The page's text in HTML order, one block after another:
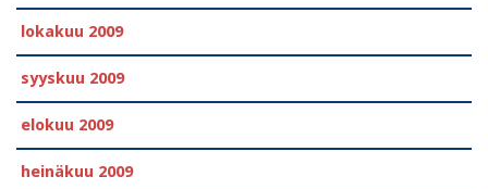
lokakuu 2009
syyskuu 2009
elokuu 2009
heinäkuu 2009